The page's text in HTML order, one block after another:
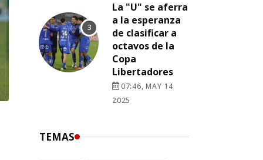
La "U" se aferra
a la esperanza
de clasificar a
octavos de la
Copa
Libertadores
07:46, MAY 14
2025
TEMAS